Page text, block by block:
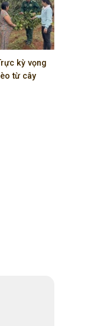
kỳ vọng
từ cây